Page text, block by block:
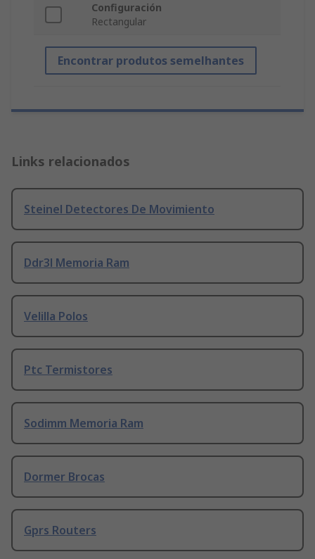
Configuración
Rectangular
Encontrar produtos semelhantes
Links relacionados
Steinel Detectores De Movimiento
Ddr3l Memoria Ram
Velilla Polos
Ptc Termistores
Sodimm Memoria Ram
Dormer Brocas
Gprs Routers